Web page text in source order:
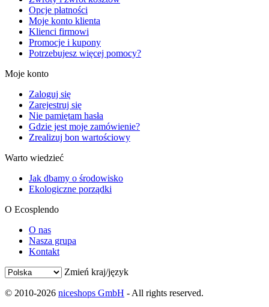
Opcje płatności
Moje konto klienta
Klienci firmowi
Promocje i kupony
Potrzebujesz więcej pomocy?
Moje konto
Zaloguj się
Zarejestruj się
Nie pamiętam hasła
Gdzie jest moje zamówienie?
Zrealizuj bon wartościowy
Warto wiedzieć
Jak dbamy o środowisko
Ekologiczne porządki
O Ecosplendo
O nas
Nasza grupa
Kontakt
Zmień kraj/język
© 2010-2026 niceshops GmbH - All rights reserved.